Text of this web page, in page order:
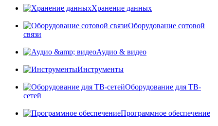
Хранение данных
Оборудование сотовой
связи
Аудио & видео
Инструменты
Оборудование для ТВ-
сетей
Программное обеспечение